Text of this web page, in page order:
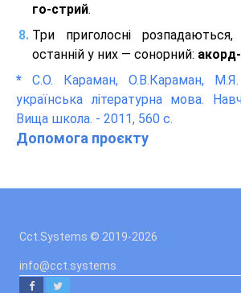
го-стрий.
Три приголосні
останній у них — сонорний:
* С.О. Караман, О.В.Караман,
українська літературна мова.
Вища школа. - 2011, 560 с.
Допомога проєкту
Cct.Systems © 2019-2026
info@cct.systems